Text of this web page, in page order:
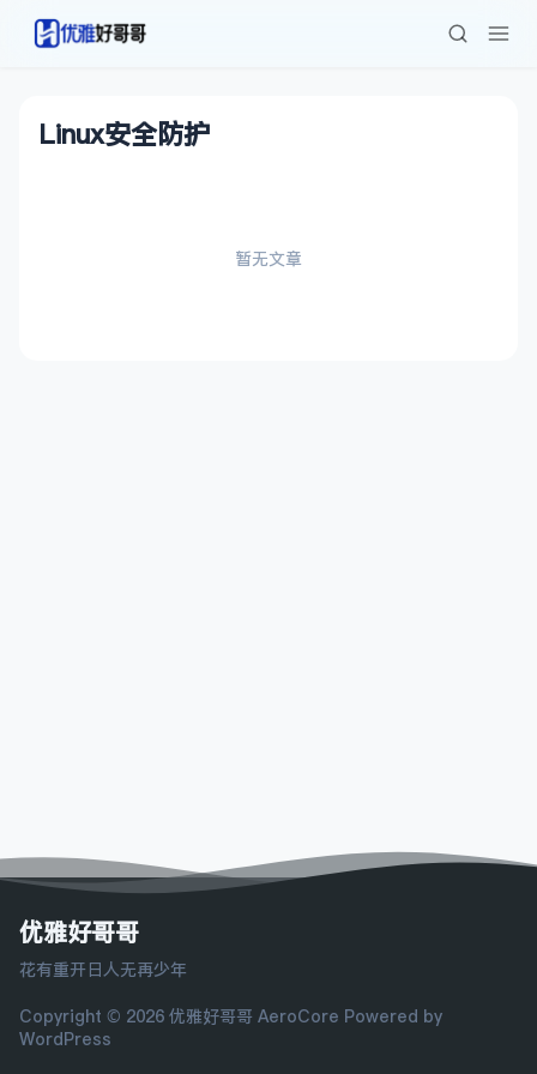
Linux安全防护
暂无文章
优雅好哥哥
花有重开日人无再少年
Copyright © 2026 优雅好哥哥 AeroCore Powered by
WordPress